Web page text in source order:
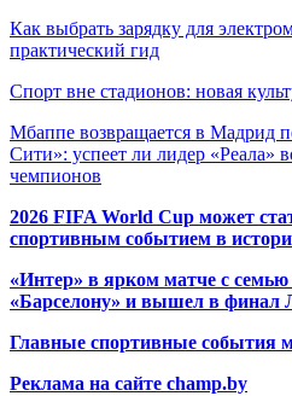
Как выбрать зарядку для
практический гид
Спорт вне стадионов: новая
Мбаппе возвращается в Мадрид
Сити»: успеет ли лидер «Реала»
чемпионов
2026 FIFA World Cup может
спортивным событием в
«Интер» в ярком матче с
«Барселону» и вышел в финал
Главные спортивные события
Реклама на сайте champ.by